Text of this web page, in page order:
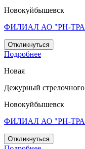
Новокуйбышевск
ФИЛИАЛ АО "РН-
Откликнуться
Подробнее
Новая
Дежурный
Новокуйбышевск
ФИЛИАЛ АО "РН-
Откликнуться